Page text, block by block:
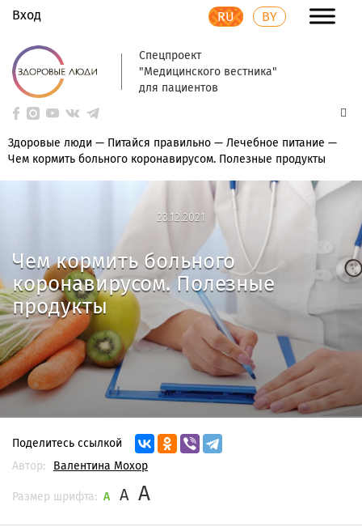
Вход RU BY
Спецпроект
"Медицинского вестника"
для пациентов
Здоровые люди — Питайся правильно — Лечебное питание —
Чем кормить больного коронавирусом. Полезные продукты
23.12.2021
Чем кормить больного
коронавирусом. Полезные
продукты
Поделитесь ссылкой
Автор:
Валентина Мохор
Размер шрифта: A A A